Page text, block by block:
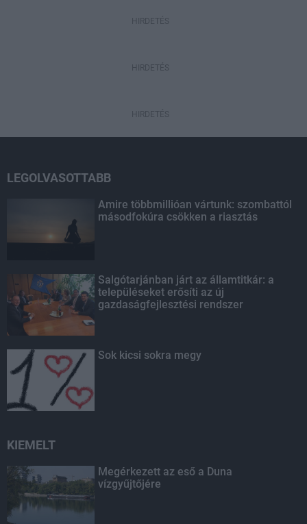
HIRDETÉS
HIRDETÉS
HIRDETÉS
LEGOLVASOTTABB
Amire többmillióan vártunk: szombattól
másodfokúra csökken a riasztás
Salgótarjánban járt az államtitkár: a
településeket erősíti az új
gazdaságfejlesztési rendszer
Sok kicsi sokra megy
KIEMELT
Megérkezett az eső a Duna
vízgyűjtőjére